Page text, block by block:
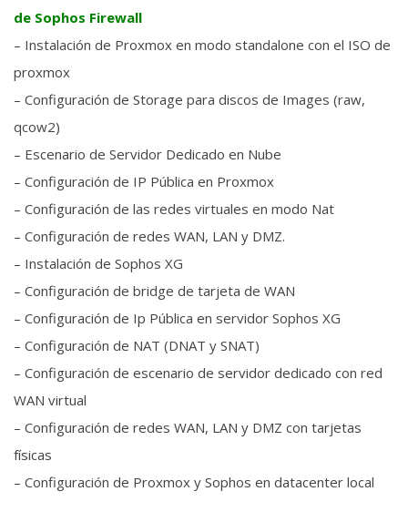
de Sophos Firewall
– Instalación de Proxmox en modo standalone con el ISO de
proxmox
– Configuración de Storage para discos de Images (raw,
qcow2)
– Escenario de Servidor Dedicado en Nube
– Configuración de IP Pública en Proxmox
– Configuración de las redes virtuales en modo Nat
– Configuración de redes WAN, LAN y DMZ.
– Instalación de Sophos XG
– Configuración de bridge de tarjeta de WAN
– Configuración de Ip Pública en servidor Sophos XG
– Configuración de NAT (DNAT y SNAT)
– Configuración de escenario de servidor dedicado con red
WAN virtual
– Configuración de redes WAN, LAN y DMZ con tarjetas
físicas
– Configuración de Proxmox y Sophos en datacenter local